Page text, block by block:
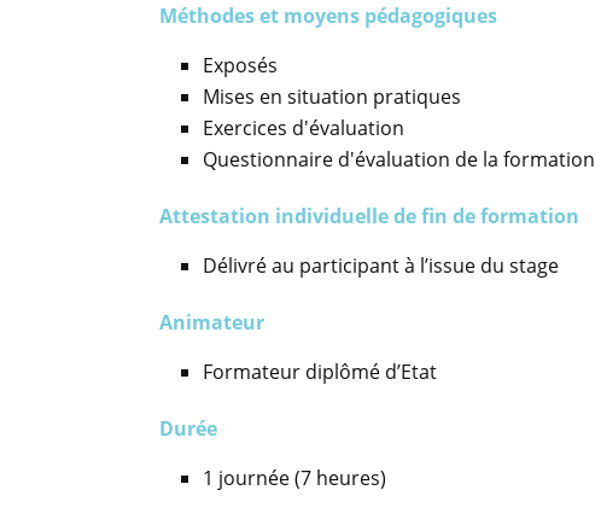
Méthodes et moyens pédagogiques
Exposés
Mises en situation pratiques
Exercices d'évaluation
Questionnaire d'évaluation de la formation
Attestation individuelle de fin de formation
Délivré au participant à l’issue du stage
Animateur
Formateur diplômé d’Etat
Durée
1 journée (7 heures)